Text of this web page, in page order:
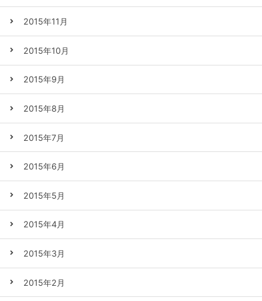
2015年11月
2015年10月
2015年9月
2015年8月
2015年7月
2015年6月
2015年5月
2015年4月
2015年3月
2015年2月